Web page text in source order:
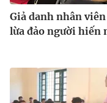
® Cấm sao chép dưới
thuận bằng văn bản.
thông tin từ website
Giả danh nhân
lừa đảo người hiến